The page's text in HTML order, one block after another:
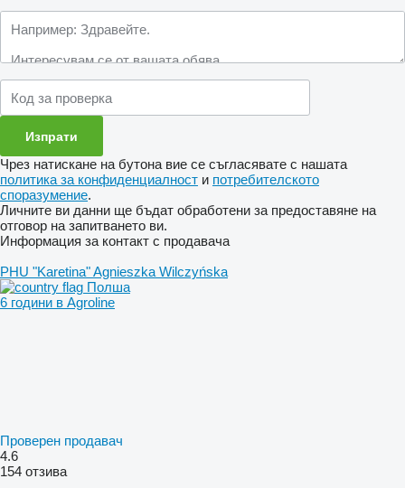
Чрез натискане на бутона вие се съгласявате с нашата
политика за конфиденциалност и потребителското
споразумение.
Личните ви данни ще бъдат обработени за предоставяне на
отговор на запитването ви.
Информация за контакт с продавача
PHU "Karetina" Agnieszka Wilczyńska
Полша
6 години в Agroline
Проверен продавач
4.6
154 отзива